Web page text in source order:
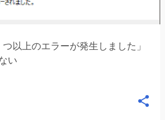
以上のエラーが発生しました」
い